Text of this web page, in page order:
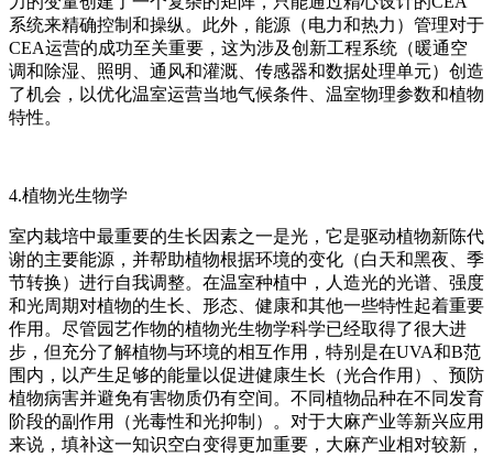
系统来精确控制和操纵。此外，能源（电力和热力）管理对于
CEA运营的成功至关重要，这为涉及创新工程系统（暖通空
调和除湿、照明、通风和灌溉、传感器和数据处理单元）创造
了机会，以优化温室运营当地气候条件、温室物理参数和植物
特性。
4.植物光生物学
室内栽培中最重要的生长因素之一是光，它是驱动植物新陈代
谢的主要能源，并帮助植物根据环境的变化（白天和黑夜、季
节转换）进行自我调整。在温室种植中，人造光的光谱、强度
和光周期对植物的生长、形态、健康和其他一些特性起着重要
作用。尽管园艺作物的植物光生物学科学已经取得了很大进
步，但充分了解植物与环境的相互作用，特别是在UVA和B范
围内，以产生足够的能量以促进健康生长（光合作用）、预防
植物病害并避免有害物质仍有空间。不同植物品种在不同发育
阶段的副作用（光毒性和光抑制）。对于大麻产业等新兴应用
来说，填补这一知识空白变得更加重要，大麻产业相对较新，